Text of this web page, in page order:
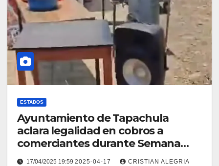
ESTADOS
Ayuntamiento de Tapachula
aclara legalidad en cobros a
comerciantes durante Semana
Santa 2025
17/04/2025 19:59 2025-04-17 CRISTIAN ALEGRIA